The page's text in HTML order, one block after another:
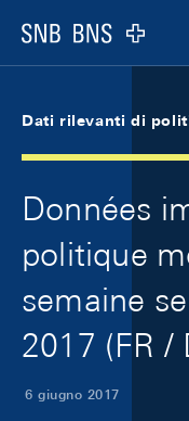
Logo
Dati rilevanti di
Données
politique
semaine
2017 (FR /
6 giugno 2017